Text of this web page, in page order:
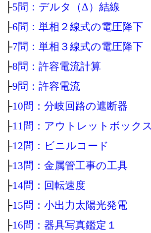
├5問：デルタ（Δ）結線
├6問：単相２線式の電圧降下
├7問：単相３線式の電圧降下
├8問：許容電流計算
├9問：許容電流
├10問：分岐回路の遮断器
├11問：アウトレットボックス
├12問：ビニルコード
├13問：金属管工事の工具
├14問：回転速度
├15問：小出力太陽光発電
├16問：器具写真鑑定１